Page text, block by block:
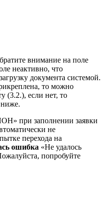
внимание на поле
неактивно, что
документа системой.
то можно
(3.2.), если нет, то
ниже.
при заполнении заявки
не
перехода на
ошибка «Не удалось
попробуйте